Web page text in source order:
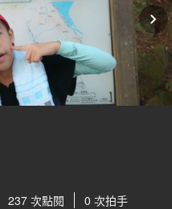
237 次點閱 0 次拍手